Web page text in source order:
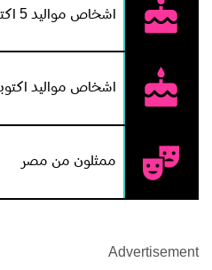
اشخاص مواليد 5 اكتوبر
اشخاص مواليد
ممثلون من مصر
Advertisement